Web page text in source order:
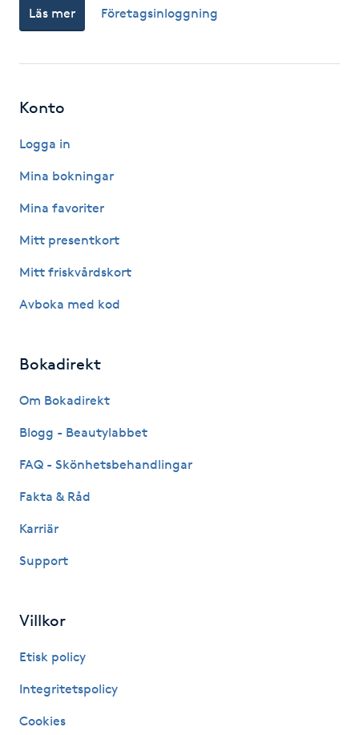
Hot Stone Massage
Hudföryngring
Hudvård
Hyaluronsyra
Hårbottenbehandling
Hälsa
IPL
Läs mer Företagsinloggning
Konto
Logga in
Mina bokningar
Mina favoriter
Mitt presentkort
Mitt friskvårdskort
Avboka med kod
Bokadirekt
Om Bokadirekt
Blogg - Beautylabbet
FAQ - Skönhetsbehandlingar
Fakta & Råd
Karriär
Support
Villkor
Etisk policy
Integritetspolicy
Cookies